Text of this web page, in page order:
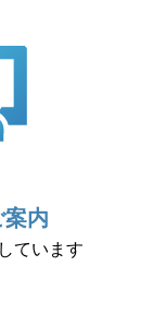
案内
ています